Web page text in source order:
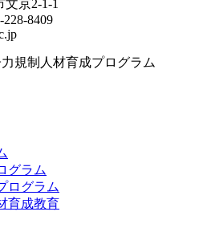
京2-1-1
8409
規制人材育成プログラム
グラム
ログラム
育成教育